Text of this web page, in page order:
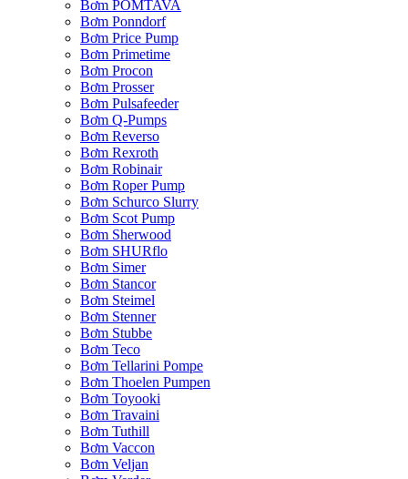
Bơm POMTAVA
Bơm Ponndorf
Bơm Price Pump
Bơm Primetime
Bơm Procon
Bơm Prosser
Bơm Pulsafeeder
Bơm Q-Pumps
Bơm Reverso
Bơm Rexroth
Bơm Robinair
Bơm Roper Pump
Bơm Schurco Slurry
Bơm Scot Pump
Bơm Sherwood
Bơm SHURflo
Bơm Simer
Bơm Stancor
Bơm Steimel
Bơm Stenner
Bơm Stubbe
Bơm Teco
Bơm Tellarini Pompe
Bơm Thoelen Pumpen
Bơm Toyooki
Bơm Travaini
Bơm Tuthill
Bơm Vaccon
Bơm Veljan